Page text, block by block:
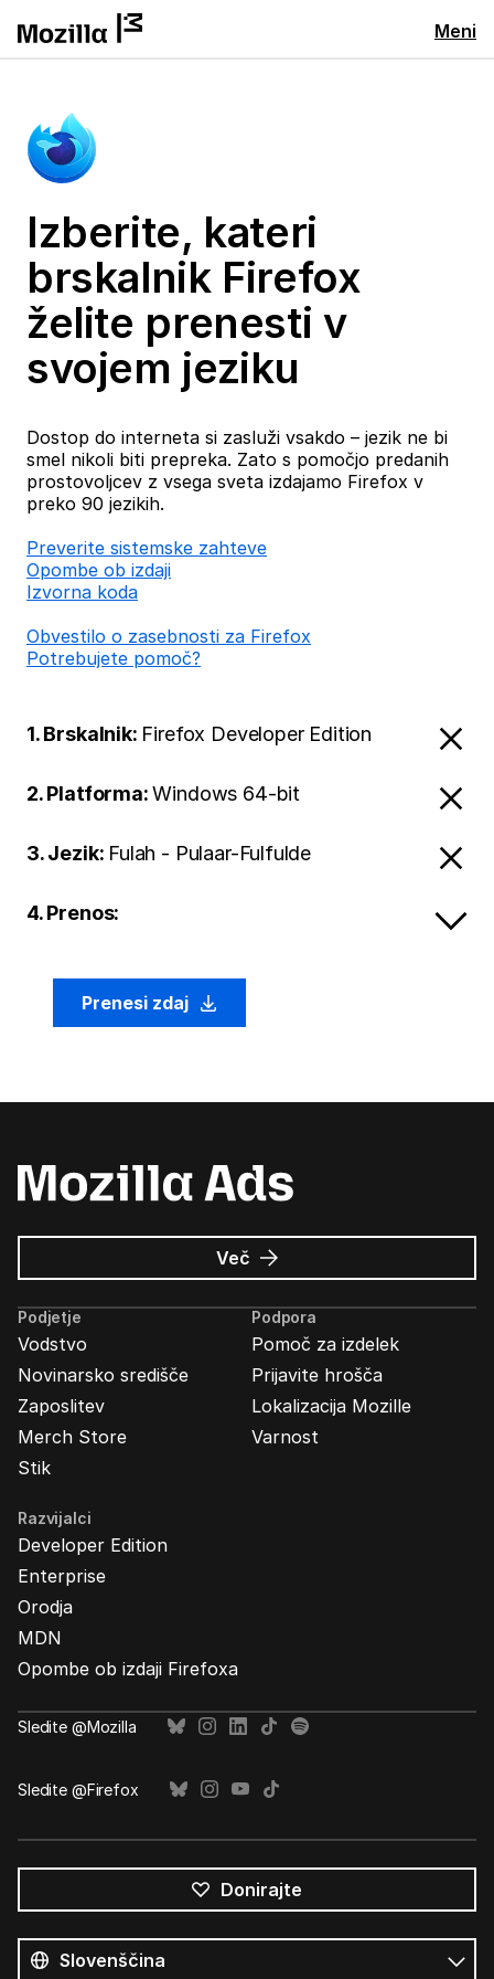
Meni
Izberite, kateri
brskalnik Firefox
želite prenesti v
svojem jeziku
Dostop do interneta si zasluži vsakdo – jezik ne bi
smel nikoli biti prepreka. Zato s pomočjo predanih
prostovoljcev z vsega sveta izdajamo Firefox v
preko 90 jezikih.
Preverite sistemske zahteve
Opombe ob izdaji
Izvorna koda
Obvestilo o zasebnosti za Firefox
Potrebujete pomoč?
1. Brskalnik: Firefox Developer Edition
2. Platforma:Windows 64-bit
3. Jezik: Fulah - Pulaar-Fulfulde
4. Prenos:
Prenesi zdaj
Več o
Oglasi
Mozilla
Podjetje
Vodstvo
Novinarsko središče
Zaposlitev
Merch Store
Stik
Podpora
Pomoč za izdelek
Prijavite hrošča
Lokalizacija Mozille
Varnost
Razvijalci
Developer Edition
Enterprise
Orodja
MDN
Opombe ob izdaji Firefoxa
Sledite @Mozilla
Sledite @Firefox
Donirajte
jeziki
Jezik